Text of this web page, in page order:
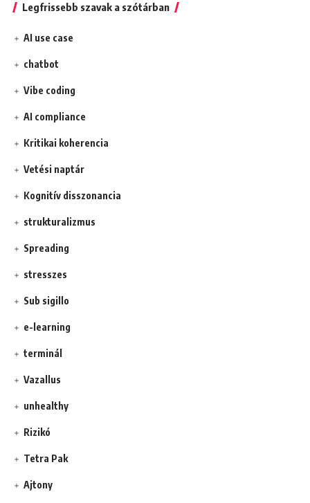
Legfrissebb szavak a szótárban
AI use case
chatbot
Vibe coding
AI compliance
Kritikai koherencia
Vetési naptár
Kognitív disszonancia
strukturalizmus
Spreading
stresszes
Sub sigillo
e-learning
terminál
Vazallus
unhealthy
Rizikó
Tetra Pak
Ajtony